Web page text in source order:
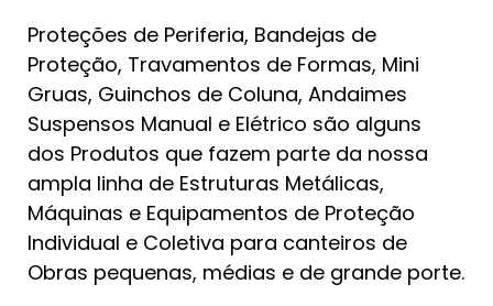
Proteções de Periferia, Bandejas de
Proteção, Travamentos de Formas, Mini
Gruas, Guinchos de Coluna, Andaimes
Suspensos Manual e Elétrico são alguns
dos Produtos que fazem parte da nossa
ampla linha de Estruturas Metálicas,
Máquinas e Equipamentos de Proteção
Individual e Coletiva para canteiros de
Obras pequenas, médias e de grande porte.